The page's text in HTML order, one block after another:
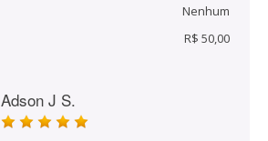
Nenhum
R$ 50,00
Adson J S.